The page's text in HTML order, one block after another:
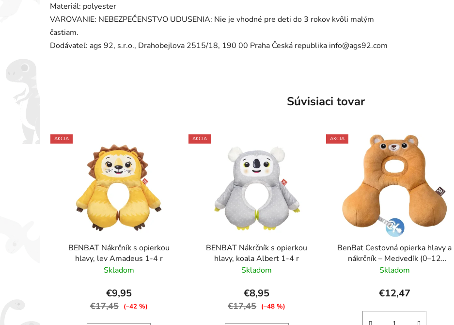
Materiál: polyester
VAROVANIE: NEBEZPEČENSTVO UDUSENIA: Nie je vhodné pre deti do 3 rokov kvôli malým
častiam.
Dodávateľ: ags 92, s.r.o., Drahobejlova 2515/18, 190 00 Praha Česká republika info@ags92.com
Súvisiaci tovar
AKCIA
BENBAT Nákrčník s opierkou
hlavy, lev Amadeus 1-4 r
Skladom
€9,95
€17,45 (–42 %)
AKCIA
BENBAT Nákrčník s opierkou
hlavy, koala Albert 1-4 r
Skladom
€8,95
€17,45 (–48 %)
AKCIA
BenBat Cestovná opierka hlavy a
nákrčník – Medvedík (0–12
mesiacov)
Skladom
€12,47